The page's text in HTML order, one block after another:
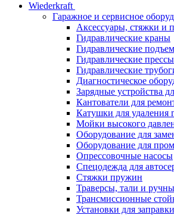
Wiederkraft
Гаражное и сервисное
Аксессуары, стяжки и
Гидравлические краны
Гидравлические
Гидравлические прессы
Гидравлические
Диагностическое
Зарядные устройства
Кантователи для
Катушки для удаления
Мойки высокого
Оборудование для
Оборудование для
Опрессовочные насосы
Спецодежда для
Стяжки пружин
Траверсы, тали и
Трансмиссионные
Установки для